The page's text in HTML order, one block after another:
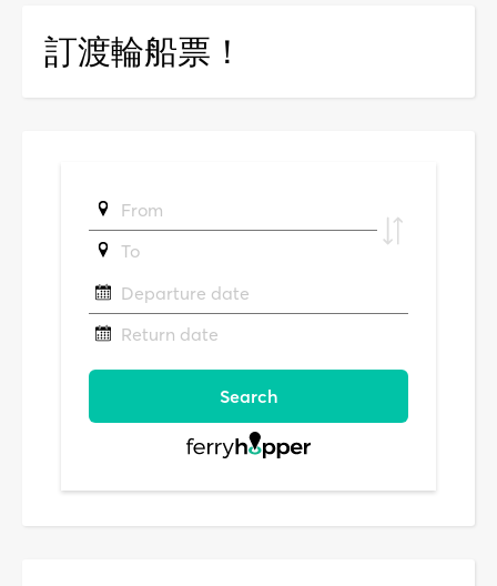
訂渡輪船票！